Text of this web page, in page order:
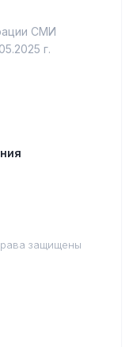
СМИ
г.
защищены